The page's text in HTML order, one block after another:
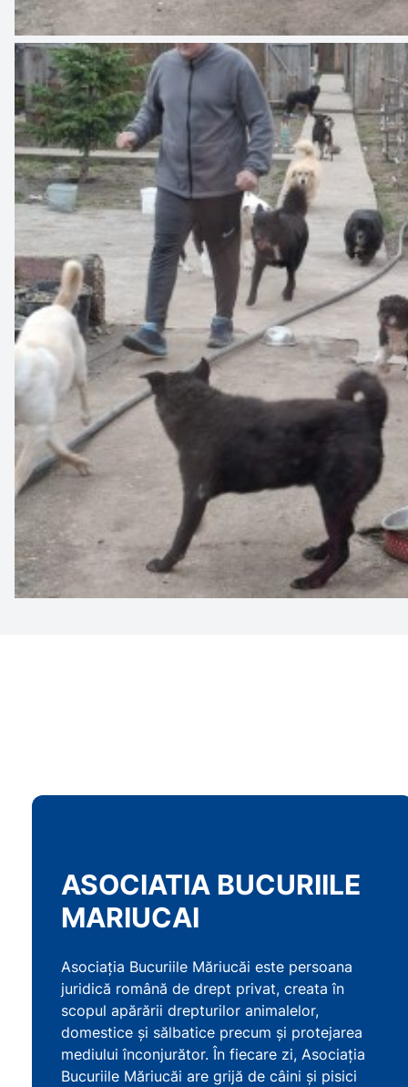
ASOCIATIA BUCURIILE
MARIUCAI
Asociația Bucuriile Măriucăi este persoana
juridică română de drept privat, creata în
scopul apărării drepturilor animalelor,
domestice și sălbatice precum și protejarea
mediului înconjurător. În fiecare zi, Asociația
Bucuriile Măriucăi are grijă de câini și pisici